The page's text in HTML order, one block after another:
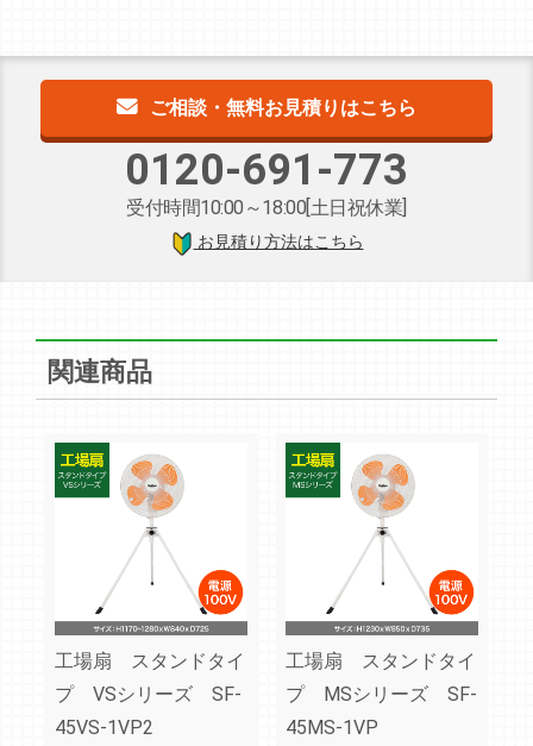
ご相談・無料お見積りはこちら
0120-691-773
受付時間10:00～18:00[土日祝休業]
お見積り方法はこちら
関連商品
工場扇 スタンドタイ
プ VSシリーズ SF-
45VS-1VP2
工場扇 スタンドタイ
プ MSシリーズ SF-
45MS-1VP